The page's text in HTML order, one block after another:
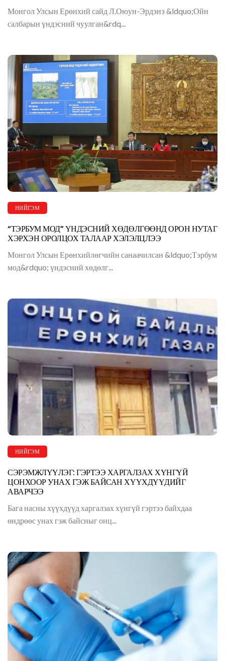
Монгол Улсын Ерөнхий сайд Л.Оюун-Эрдэнэ &ldquo;Ойн
салбарын үндэсний чуулган&rdq...
НИЙГЭМ
“ТЭРБУМ МОД” ҮНДЭСНИЙ ХӨДӨЛГӨӨНД ОРОН НУТАГ
ХЭРХЭН ОРОЛЦОХ ТАЛААР ХЭЛЭЛЦЛЭЭ
Монгол Улсын Ерөнхийлөгчийн санаачилсан &ldquo;Тэрбум
мод&rdquo; үндэсний хөдөлг...
НИЙГЭМ
СЭРЭМЖЛҮҮЛЭГ: ГЭРТЭЭ ХАРГАЛЗАХ ХҮНГҮЙ
ЦОНХООР УНАХ ГЭЖ БАЙСАН ХҮҮХДҮҮДИЙГ
АВАРЧЭЭ
Бага насны хүүхдүүд харгалзах хүнгүй гэртээ байхдаа
өндрөөс унах гэж байсныг онц...